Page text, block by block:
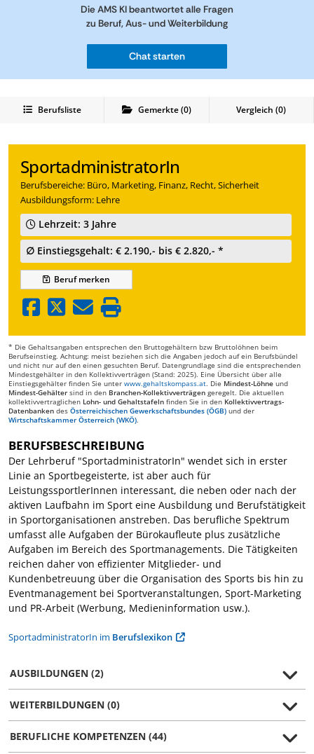
Die AMS KI beantwortet alle Fragen
zu Beruf, Aus- und Weiterbildung
Chat starten
Berufsliste Gemerkte(0) Vergleich (0)
SportadministratorIn
Berufsbereiche: Büro, Marketing, Finanz, Recht, Sicherheit
Ausbildungsform: Lehre
Lehrzeit: 3 Jahre
∅ Einstiegsgehalt: € 2.190,- bis € 2.820,- *
Berufmerken
* Die Gehaltsangaben entsprechen den Bruttogehältern bzw Bruttolöhnen beim
Berufseinstieg. Achtung: meist beziehen sich die Angaben jedoch auf ein Berufsbündel
und nicht nur auf den einen gesuchten Beruf. Datengrundlage sind die entsprechenden
Mindestgehälter in den Kollektivverträgen (Stand: 2025). Eine Übersicht über alle
Einstiegsgehälter finden Sie unter www.gehaltskompass.at. Die Mindest-Löhne und
Mindest-Gehälter sind in den Branchen-Kollektivverträgen geregelt. Die aktuellen
kollektivvertraglichen Lohn- und Gehaltstafeln finden Sie in den Kollektivvertrags-
Datenbanken des Österreichischen Gewerkschaftsbundes (ÖGB) und der
Wirtschaftskammer Österreich (WKÖ).
BERUFSBESCHREIBUNG
Der Lehrberuf "SportadministratorIn" wendet sich in erster
Linie an Sportbegeisterte, ist aber auch für
LeistungssportlerInnen interessant, die neben oder nach der
aktiven Laufbahn im Sport eine Ausbildung und Berufstätigkeit
in Sportorganisationen anstreben. Das berufliche Spektrum
umfasst alle Aufgaben der Bürokaufleute plus zusätzliche
Aufgaben im Bereich des Sportmanagements. Die Tätigkeiten
reichen daher von effizienter Mitglieder- und
Kundenbetreuung über die Organisation des Sports bis hin zu
Eventmanagement bei Sportveranstaltungen, Sport-Marketing
und PR-Arbeit (Werbung, Medieninformation usw.).
SportadministratorIn im Berufslexikon
AUSBILDUNGEN (2)
WEITERBILDUNGEN (0)
BERUFLICHE KOMPETENZEN (44)